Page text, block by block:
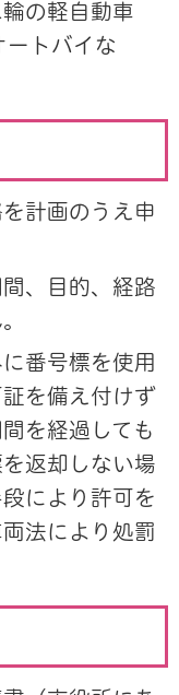
の軽自動車
ートバイな
計画のうえ申
、目的、経路
番号標を使用
を備え付けず
を経過しても
返却しない場
により許可を
法により処罰